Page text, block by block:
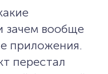
зачем вообще
приложения.
перестал